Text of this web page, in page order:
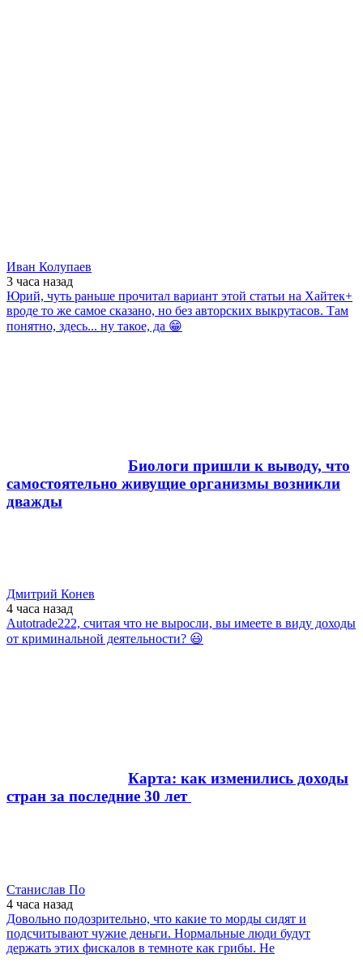
Иван Колупаев
3 часа назад
Юрий, чуть раньше прочитал вариант этой статьи на Хайтек+
вроде то же самое сказано, но без авторских выкрутасов. Там
понятно, здесь... ну такое, да 😁
Биологи пришли к выводу, что
самостоятельно живущие организмы возникли
дважды
Дмитрий Конев
4 часа назад
Autotrade222, считая что не выросли, вы имеете в виду доходы
от криминальной деятельности? 😃
Карта: как изменились доходы
стран за последние 30 лет
Станислав По
4 часа назад
Довольно подозрительно, что какие то морды сидят и
подсчитывают чужие деньги. Нормальные люди будут
держать этих фискалов в темноте как грибы. Не